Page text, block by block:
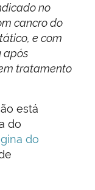
no
cancro do
e com
após
tratamento
está
do
do